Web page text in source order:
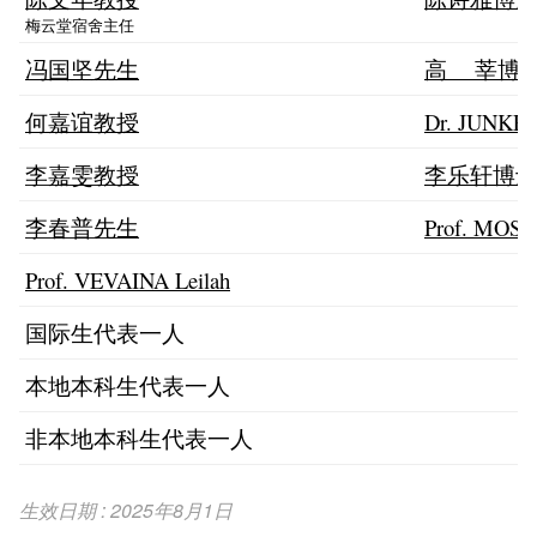
梅云堂宿舍主任
冯国坚先生
高 莘博
何嘉谊教授
Dr.
李嘉雯教授
李乐轩博士
李春普先生
Prof.
Prof. VEVAINA Leilah
国际生代表一人
本地本科生代表一人
非本地本科生代表一人
生效日期 : 2025年8月1日